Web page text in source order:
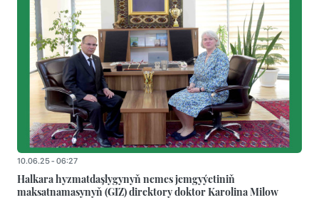
10.06.25 - 06:27
Halkara hyzmatdaşlygynyň nemes jemgyýetiniň
maksatnamasynyň (GIZ) direktory doktor Karolina Milow